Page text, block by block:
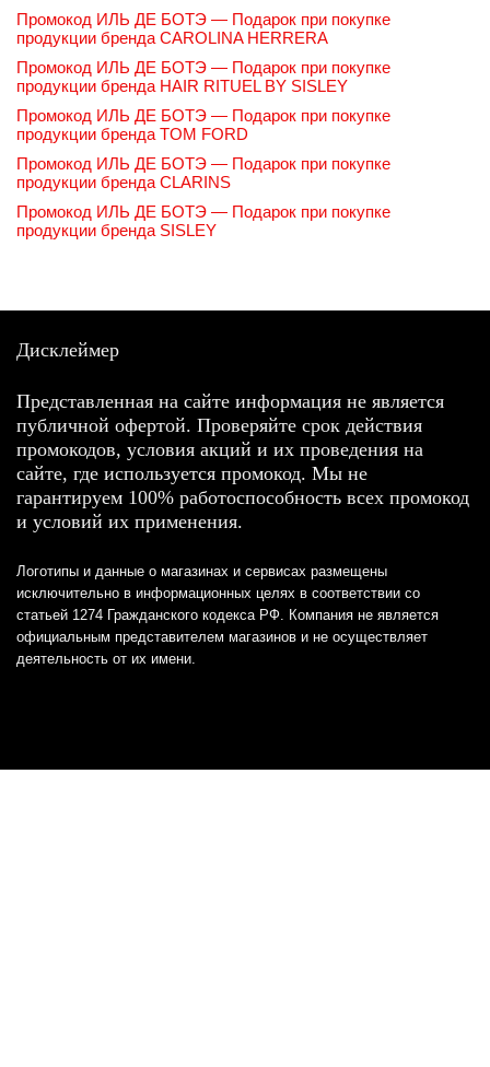
Промокод ИЛЬ ДЕ БОТЭ — Подарок при покупке
продукции бренда CAROLINA HERRERA
Промокод ИЛЬ ДЕ БОТЭ — Подарок при покупке
продукции бренда HAIR RITUEL BY SISLEY
Промокод ИЛЬ ДЕ БОТЭ — Подарок при покупке
продукции бренда TOM FORD
Промокод ИЛЬ ДЕ БОТЭ — Подарок при покупке
продукции бренда CLARINS
Промокод ИЛЬ ДЕ БОТЭ — Подарок при покупке
продукции бренда SISLEY
Дисклеймер
Представленная на сайте информация не является
публичной офертой. Проверяйте срок действия
промокодов, условия акций и их проведения на
сайте, где используется промокод. Мы не
гарантируем 100% работоспособность всех промокод
и условий их применения.
Логотипы и данные о магазинах и сервисах размещены
исключительно в информационных целях в соответствии со
статьей 1274 Гражданского кодекса РФ. Компания не является
официальным представителем магазинов и не осуществляет
деятельность от их имени.